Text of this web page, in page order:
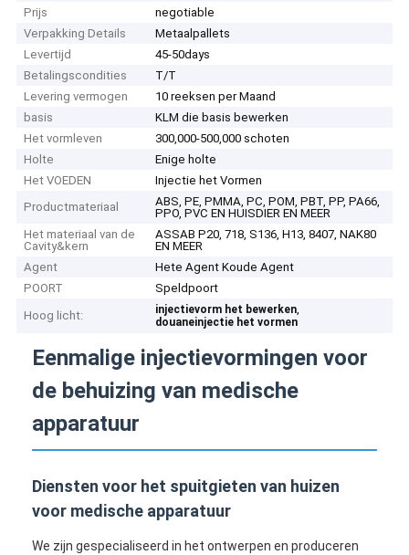
Prijs
negotiable
Verpakking Details
Metaalpallets
Levertijd
45-50days
Betalingscondities
T/T
Levering vermogen
10 reeksen per Maand
basis
KLM die basis bewerken
Het vormleven
300,000-500,000 schoten
Holte
Enige holte
Het VOEDEN
Injectie het Vormen
Productmateriaal
ABS, PE, PMMA, PC, POM, PBT, PP, PA66,
PPO, PVC EN HUISDIER EN MEER
Het materiaal van de
Cavity&kern
ASSAB P20, 718, S136, H13, 8407, NAK80
EN MEER
Agent
Hete Agent Koude Agent
POORT
Speldpoort
Hoog licht:
injectievorm het bewerken,
douaneinjectie het vormen
Eenmalige injectievormingen voor
de behuizing van medische
apparatuur
Diensten voor het spuitgieten van huizen
voor medische apparatuur
We zijn gespecialiseerd in het ontwerpen en produceren